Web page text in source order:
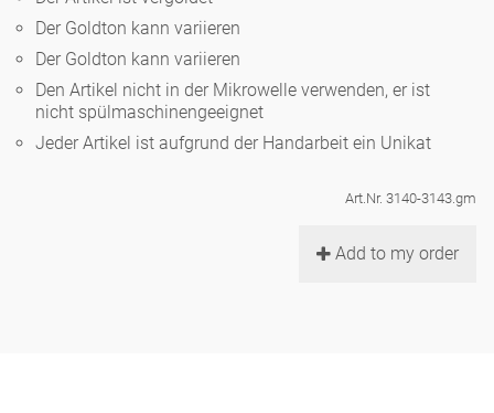
Porzellan
Ozean
Humor
klassische Musiker
Runde Teller - weiß
Ovale Teller - weiß
Tiefe Teller - weiß
Teekanne
Vasen 'de Luxe'
Vasen
Fressnapf
Goldener Käfig
Korb 'de Luxe'
Hände und Füße
Bad
Unpraktisch
Spielen
Figuren
Porzellanfiguren
Der Goldton kann variieren
Der Goldton kann variieren
Den Artikel nicht in der Mikrowelle verwenden, er ist
nicht spülmaschinengeeignet
Jeder Artikel ist aufgrund der Handarbeit ein Unikat
Art.Nr. 3140-3143.gm
Add to my order